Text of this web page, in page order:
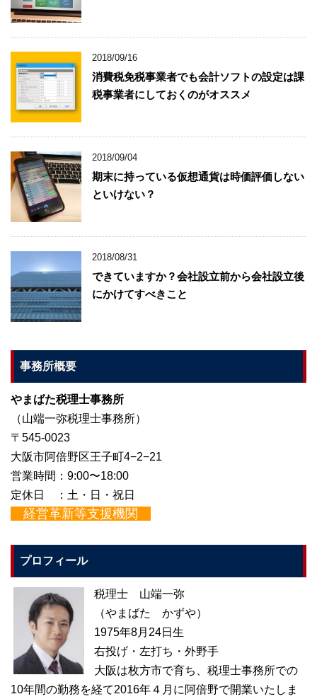
2018/09/16
消費税免税事業者でも会計ソフトの設定は課
税事業者にしておくのがオススメ
2018/09/04
期末に持っている仮想通貨は時価評価しない
といけない？
2018/08/31
できていますか？会社設立前から会社設立後
にかけてすべきこと
事務所概要
やまばた税理士事務所
（山端一弥税理士事務所）
〒545-0023
大阪市阿倍野区王子町4−2−21
営業時間：9:00〜18:00
定休日 ：土・日・祝日
経営革新等支援機関
プロフィール
税理士 山端一弥
（やまばた かずや）
1975年8月24日生
右投げ・左打ち・外野手
大阪は枚方市で育ち、税理士事務所での
10年間の勤務を経て2016年４月に阿倍野で開業いたしま